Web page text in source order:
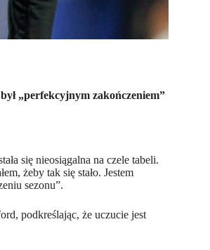
„perfekcyjnym zakończeniem”
się nieosiągalna na czele tabeli.
żeby tak się stało. Jestem
sezonu”.
podkreślając, że uczucie jest